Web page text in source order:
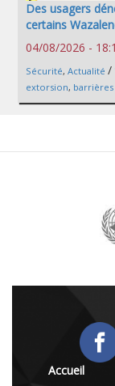
Des usagers
certains
04/08/2026 -
Sécurité, Actualité /
extorsion,
Accueil